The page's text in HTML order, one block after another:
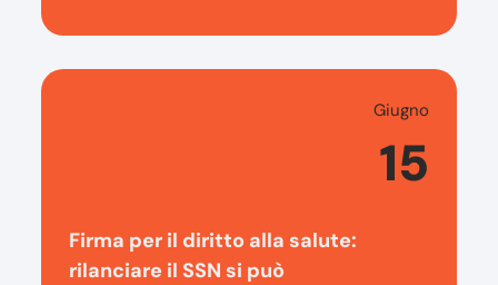
Giugno
15
Firma per il diritto alla salute:
rilanciare il SSN si può